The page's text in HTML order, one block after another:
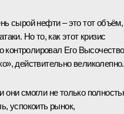
сырой нефти – это тот объём,
Но то, как этот кризис
контролировал Его
действительно великолепно.
смогли не только
успокоить рынок,